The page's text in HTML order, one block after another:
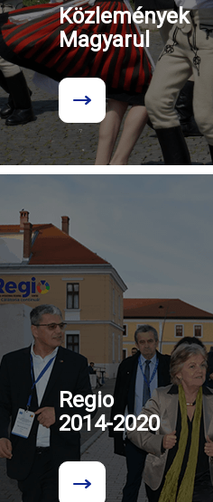
Közlemények
Magyarul
Regio
2014-2020